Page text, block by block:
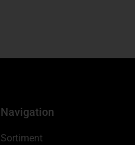
Navigation
Sortiment